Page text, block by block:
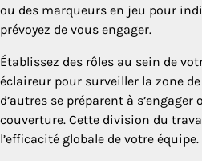
ou des marqueurs en jeu pour
prévoyez de vous engager.
Établissez des rôles au sein de
éclaireur pour surveiller la zone
d’autres se préparent à
couverture. Cette division du
l’efficacité globale de votre équipe.